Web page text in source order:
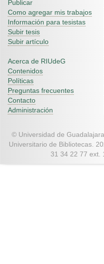
Publicar
Como agregar mis trabajos
Información para tesistas
Subir tesis
Subir artículo
Acerca de RIUdeG
Contenidos
Políticas
Preguntas frecuentes
Contacto
Administración
© Universidad de
Universitario de Bibliotecas.
31 34 22 77 ext.